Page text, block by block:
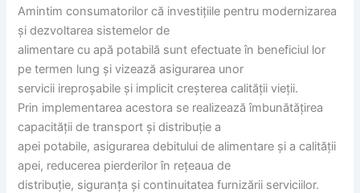
Amintim consumatorilor că investițiile pentru modernizarea
și dezvoltarea sistemelor de
alimentare cu apă potabilă sunt efectuate în beneficiul lor
pe termen lung și vizează asigurarea unor
servicii ireproșabile și implicit creșterea calității vieții.
Prin implementarea acestora se realizează îmbunătățirea
capacității de transport și distribuție a
apei potabile, asigurarea debitului de alimentare și a calității
apei, reducerea pierderilor în rețeaua de
distribuție, siguranța și continuitatea furnizării serviciilor.